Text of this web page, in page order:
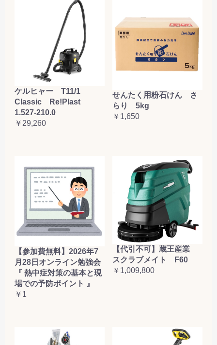
ケルヒャー T11/1
Classic Re!Plast
1.527-210.0
￥29,260
せんたく用粉石けん さ
らり 5kg
￥1,650
【参加費無料】2026年7
月28日オンライン勉強会
『 熱中症対策の基本と現
場での予防ポイント 』
￥1
【代引不可】蔵王産業
スクラブメイト F60
￥1,009,800